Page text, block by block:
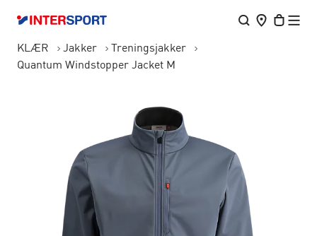
KLÆR Jakker
Treningsjakker
Quantum Windstopper Jacket M